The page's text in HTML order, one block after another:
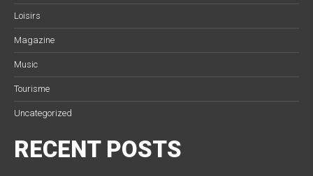
Loisirs
Magazine
Music
Tourisme
Uncategorized
RECENT POSTS